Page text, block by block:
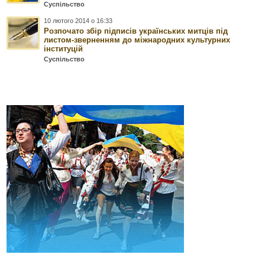
Суспільство
10 лютого 2014 о 16:33
Розпочато збір підписів українських митців під
листом-зверненням до міжнародних культурних
інституцій
Суспільство